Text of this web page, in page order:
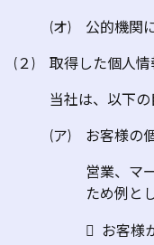
(オ) 公的機関
(２) 取得した個人情
当社は、以下の
(ア) お客様の
営業、マ
ため例と

お客様